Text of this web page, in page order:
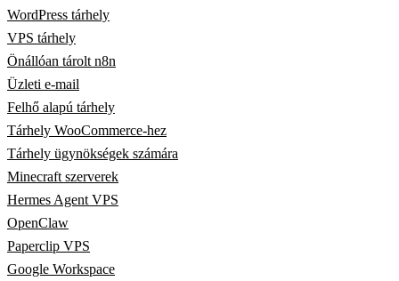
WordPress tárhely
VPS tárhely
Önállóan tárolt n8n
Üzleti e-mail
Felhő alapú tárhely
Tárhely WooCommerce-hez
Tárhely ügynökségek számára
Minecraft szerverek
Hermes Agent VPS
OpenClaw
Paperclip VPS
Google Workspace